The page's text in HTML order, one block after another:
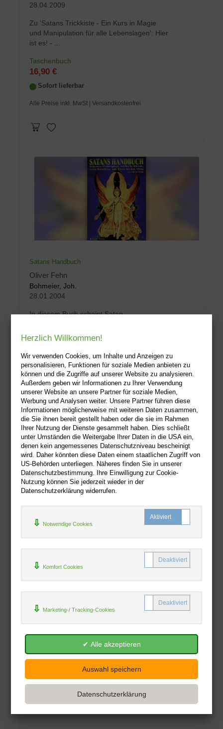
28.04.2009
Zu 'Satans Trickkiste - Ein Kurs in Magie
und Manipulation für alle Lebenslagen': Hier
ist es! - ...
Taschenbuch
16,90 €
Sofort lieferbar
Alle Preise inkl. MwSt | Versandkostenfrei
Satans Handbuch
Oliver Fehn
Bohmeier, Joh.
28.01.2004
In diesem Buch scheint Satan
und ihm eine Vielzahl teufl...
Gebunden
19,95 €
Sofort lieferbar
Alle Preise inkl. MwSt| Versandkostenfrei
Oliver Fehn
Haben Sie Lust auf ein paar verblüffende
Spiele und Gedankenexperimente?Möchten
19,95 €
Sofort lieferbar
Alle Preise inkl. MwSt| Versandkostenfrei
Herzlich Willkommen!
Wir verwenden Cookies, um Inhalte und Anzeigen zu
personalisieren, Funktionen für soziale Medien anbieten zu
können und die Zugriffe auf unserer Website zu analysieren.
Außerdem geben wir Informationen zu Ihrer Verwendung
unserer Website an unsere Partner für soziale Medien,
Werbung und Analysen weiter. Unsere Partner führen diese
Informationen möglicherweise mit weiteren Daten zusammen,
die Sie ihnen bereit gestellt haben oder die sie im Rahmen
Ihrer Nutzung der Dienste gesammelt haben. Dies schließt
unter Umständen die Weitergabe Ihrer Daten in die USA ein,
denen kein angemessenes Datenschutzniveau bescheinigt
wird. Daher könnten diese Daten einem staatlichen Zugriff von
US-Behörden unterliegen. Näheres finden Sie in unserer
Datenschutzbestimmung. Ihre Einwilligung zur Cookie-
Nutzung können Sie jederzeit wieder in der
Datenschutzerklärung widerrufen.
Notwendige Cookies
Komfort Cookies
Marketing-/ Tracking-Cookies